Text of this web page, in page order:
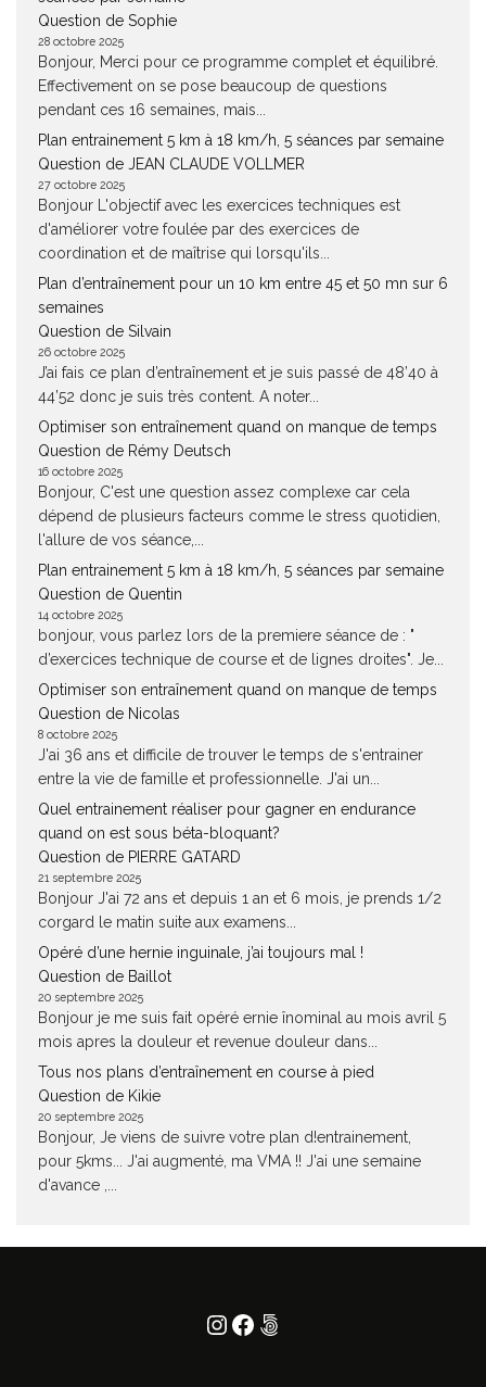
Question de Sophie
28 octobre 2025
Bonjour, Merci pour ce programme complet et équilibré.
Effectivement on se pose beaucoup de questions
pendant ces 16 semaines, mais...
Plan entrainement 5 km à 18 km/h, 5 séances par semaine
Question de JEAN CLAUDE VOLLMER
27 octobre 2025
Bonjour L'objectif avec les exercices techniques est
d'améliorer votre foulée par des exercices de
coordination et de maîtrise qui lorsqu'ils...
Plan d’entraînement pour un 10 km entre 45 et 50 mn sur 6
semaines
Question de Silvain
26 octobre 2025
J’ai fais ce plan d’entraînement et je suis passé de 48’40 à
44’52 donc je suis très content. A noter...
Optimiser son entraînement quand on manque de temps
Question de Rémy Deutsch
16 octobre 2025
Bonjour, C'est une question assez complexe car cela
dépend de plusieurs facteurs comme le stress quotidien,
l'allure de vos séance,...
Plan entrainement 5 km à 18 km/h, 5 séances par semaine
Question de Quentin
14 octobre 2025
bonjour, vous parlez lors de la premiere séance de : "
d’exercices technique de course et de lignes droites". Je...
Optimiser son entraînement quand on manque de temps
Question de Nicolas
8 octobre 2025
J'ai 36 ans et difficile de trouver le temps de s'entrainer
entre la vie de famille et professionnelle. J'ai un...
Quel entrainement réaliser pour gagner en endurance
quand on est sous béta-bloquant?
Question de PIERRE GATARD
21 septembre 2025
Bonjour J'ai 72 ans et depuis 1 an et 6 mois, je prends 1/2
corgard le matin suite aux examens...
Opéré d’une hernie inguinale, j’ai toujours mal !
Question de Baillot
20 septembre 2025
Bonjour je me suis fait opéré ernie înominal au mois avril 5
mois apres la douleur et revenue douleur dans...
Tous nos plans d’entraînement en course à pied
Question de Kikie
20 septembre 2025
Bonjour, Je viens de suivre votre plan d!entrainement,
pour 5kms... J'ai augmenté, ma VMA !! J'ai une semaine
d'avance ,...
Instagram
Facebook
500px